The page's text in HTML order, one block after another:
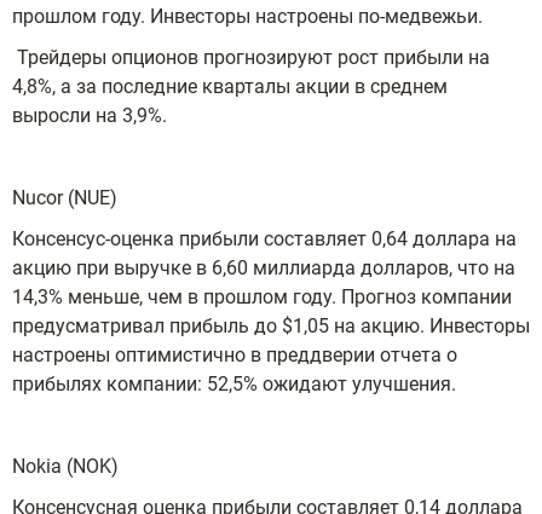
прошлом году. Инвесторы настроены по-медвежьи.
Трейдеры опционов прогнозируют рост прибыли на
4,8%, а за последние кварталы акции в среднем
выросли на 3,9%.
Nucor (NUE)
Консенсус-оценка прибыли составляет 0,64 доллара на
акцию при выручке в 6,60 миллиарда долларов, что на
14,3% меньше, чем в прошлом году. Прогноз компании
предусматривал прибыль до $1,05 на акцию. Инвесторы
настроены оптимистично в преддверии отчета о
прибылях компании: 52,5% ожидают улучшения.
Nokia (NOK)
Консенсусная оценка прибыли составляет 0,14 доллара